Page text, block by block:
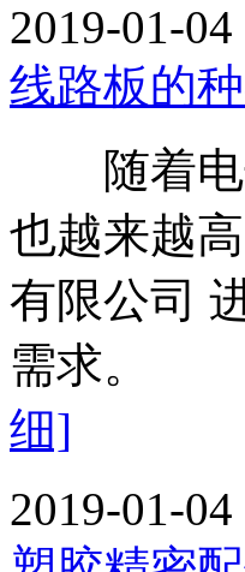
2019-01-04
线路板的
随着电
也越来越
有限公司
需求。
细]
2019-01-04